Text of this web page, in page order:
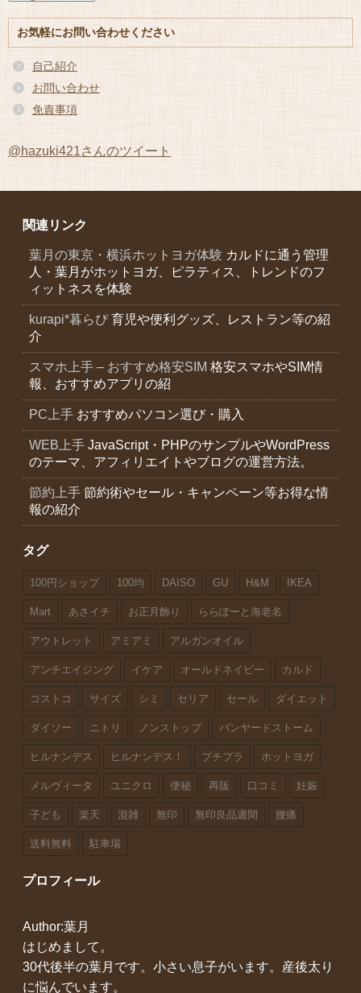
イ
ブ
お気軽にお問い合わせください
自己紹介
お問い合わせ
免責事項
@hazuki421さんのツイート
関連リンク
葉月の東京・横浜ホットヨガ体験 カルドに通う管理
人・葉月がホットヨガ、ピラティス、トレンドのフ
ィットネスを体験
kurapi*暮らぴ育児や便利グッズ、レストラン等の紹
介
スマホ上手 – おすすめ格安SIM 格安スマホやSIM情
報、おすすめアプリの紹
PC上手 おすすめパソコン選び・購入
WEB上手 JavaScript・PHPのサンプルやWordPress
のテーマ、アフィリエイトやブログの運営方法。
節約上手 節約術やセール・キャンペーン等お得な情
報の紹介
タグ
100円ショップ 100均 DAISO GU H&M IKEA
Mart あさイチ お正月飾り ららぽーと海老名
アウトレット アミアミ アルガンオイル
アンチエイジング イケア オールドネイビー カルド
コストコ サイズ シミ セリア セール ダイエット
ダイソー ニトリ ノンストップ バンヤードストーム
ヒルナンデス ヒルナンデス！ プチプラ ホットヨガ
メルヴィータ ユニクロ 便秘 再販 口コミ 妊娠
子ども 楽天 混雑 無印 無印良品週間 腰痛
送料無料 駐車場
プロフィール
Author:葉月
はじめまして。
30代後半の葉月です。小さい息子がいます。産後太り
に悩んでいます。